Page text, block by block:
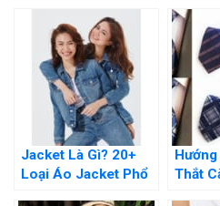
100%”
Jacket Là Gì? 20+
Loại Áo Jacket Phổ
Hướng
Thắt